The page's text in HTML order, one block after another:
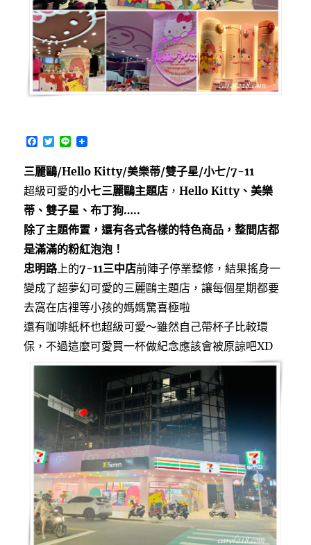
F
c
e
b
o
o
T
i
t
t
e
r
L
n
e
三麗鷗/Hello Kitty/美樂蒂/雙子星/小七/7-11
超級可愛的小七三麗鷗主題店 ，Hello Kitty、美樂
蒂、雙子星、布丁狗…..
除了主題佈置，還有各式各樣的特色商品，整間店都
是滿滿的粉紅泡泡！
忠明路上的7-11三中店前陣子停業整修，結果搖身一
變成了超夢幻可愛的三麗鷗主題店，讓每個星期都要
去窩在店裡等小孩的媽媽驚喜極啦
還有咖啡紙杯也超級可愛～雖然自己帶杯子比較環
保，不過這麼可愛買一杯做紀念應該會被原諒吧XD